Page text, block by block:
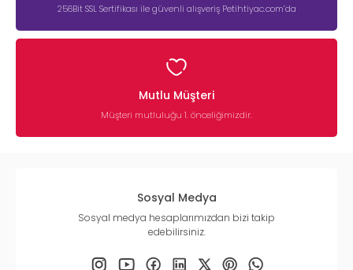
256Bit SSL Sertifikası ile güvenli alışveriş Petihtiyac.com’da
Mutlu Müşteri
Müşteri mutluluğu 1. önceliğimizdir.
Sosyal Medya
Sosyal medya hesaplarımızdan bizi takip
edebilirsiniz.